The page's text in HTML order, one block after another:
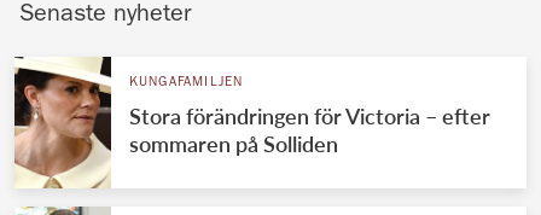
Senaste nyheter
KUNGAFAMILJEN
Stora förändringen för Victoria – efter
sommaren på Solliden